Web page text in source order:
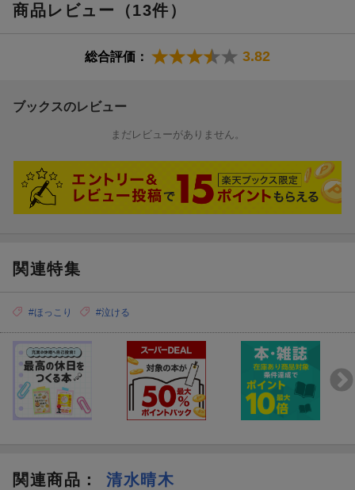
商品レビュー（13件）
総合評価： 3.82
ブックスのレビュー
まだレビューがありません。
関連特集
#ほっこり #泣ける
関連商品 ： 清水晴木